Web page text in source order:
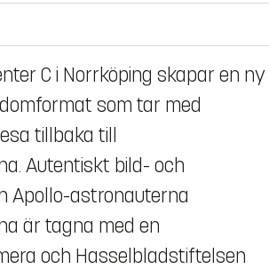
C i Norrköping skapar en ny
som tar med
tillbaka till
Autentiskt bild- och
Apollo-astronauterna
är tagna med en
och Hasselbladstiftelsen